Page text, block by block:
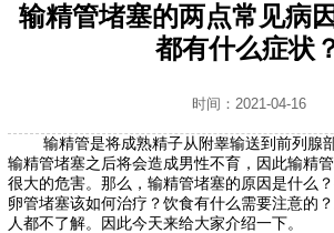
输精管堵塞的两点常见病
都有什么症状
时间：2021-04-16
输精管是将成熟精子从附睾输送到前列腺
输精管堵塞之后将会造成男性不育，因此输精
很大的危害。那么，输精管堵塞的原因是什么
卵管堵塞该如何治疗？饮食有什么需要注意的
人都不了解。因此今天来给大家介绍一下。